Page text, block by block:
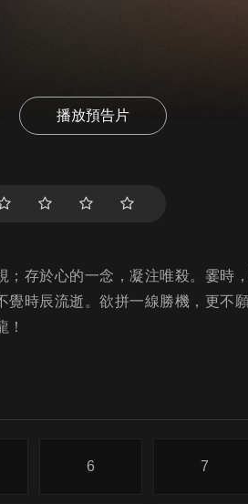
播放預告片
；存於心的一念，凝注唯殺。霎時
覺時辰流逝。欲拼一線勝機，更不
！
6 7